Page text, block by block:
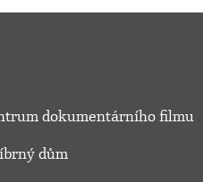
dokumentárního filmu
dům